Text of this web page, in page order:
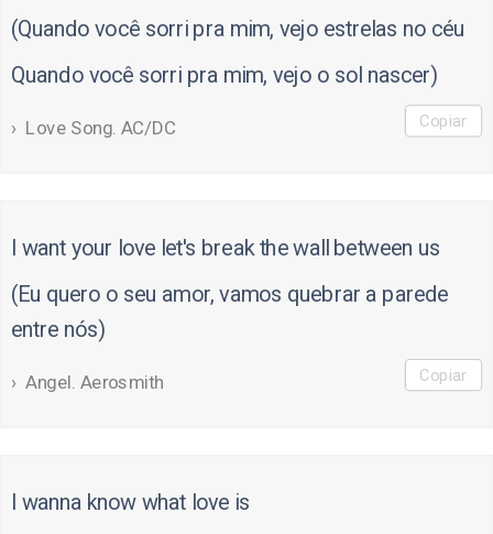
(Quando você sorri pra mim, vejo estrelas no céu
Quando você sorri pra mim, vejo o sol nascer)
Love Song. AC/DC Copiar
I want your love let's break the wall between us
(Eu quero o seu amor, vamos quebrar a parede
entre nós)
Angel. Aerosmith Copiar
I wanna know what love is